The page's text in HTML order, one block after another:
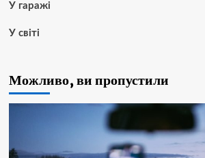
У гаражі
У світі
Можливо, ви пропустили